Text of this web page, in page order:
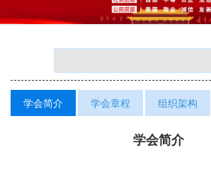
学会简介 学会章程 组织架构
学会简介